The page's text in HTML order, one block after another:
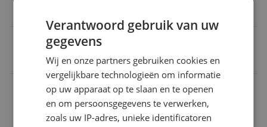
0199272689232
Aansluitingen
Algemeen
Verantwoord gebruik van uw
gegevens
Wij en onze partners gebruiken cookies en
vergelijkbare technologieën om informatie
op uw apparaat op te slaan en te openen
en om persoonsgegevens te verwerken,
zoals uw IP-adres, unieke identificatoren